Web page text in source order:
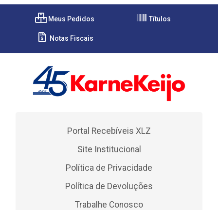
Meus Pedidos Títulos
Notas Fiscais
Portal Recebíveis XLZ
Site Institucional
Política de Privacidade
Política de Devoluções
Trabalhe Conosco